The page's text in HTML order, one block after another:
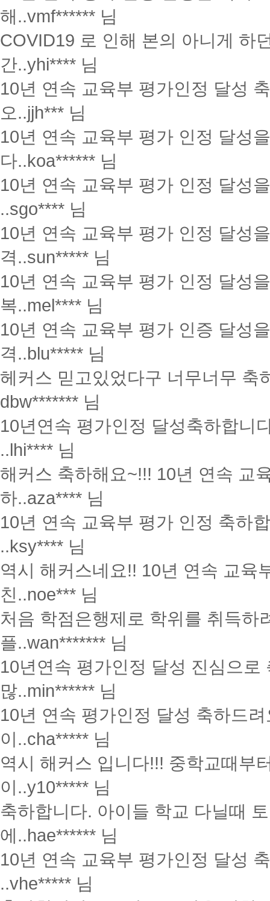
해..vmf****** 님
COVID19 로 인해 본의 아니게 하
간..yhi**** 님
10년 연속 교육부 평가인정 달성
오..jjh*** 님
10년 연속 교육부 평가 인정 달성
다..koa****** 님
10년 연속 교육부 평가 인정 달성
..sgo**** 님
10년 연속 교육부 평가 인정 달성
격..sun***** 님
10년 연속 교육부 평가 인정 달성
복..mel**** 님
10년 연속 교육부 평가 인증 달성
격..blu***** 님
헤커스 믿고있었다구 너무너무 축
dbw******* 님
10년연속 평가인정 달성축하합니
.. lhi**** 님
해커스 축하해요~!!! 10년 연속 교
하..aza**** 님
10년 연속 교육부 평가 인정 축하
..ksy**** 님
역시 해커스네요!! 10년 연속 교육
친..noe*** 님
처음 학점은행제로 학위를 취득하
플..wan******* 님
10년연속 평가인정 달성 진심으
많..min****** 님
10년 연속 평가인정 달성 축하드
이..cha***** 님
역시 해커스 입니다!!! 중학교때부
이..y10***** 님
축하합니다. 아이들 학교 다닐때
에..hae****** 님
10년 연속 교육부 평가인정 달성
..vhe***** 님